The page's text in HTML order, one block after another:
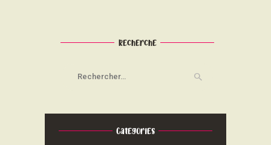
Recherche
Categories